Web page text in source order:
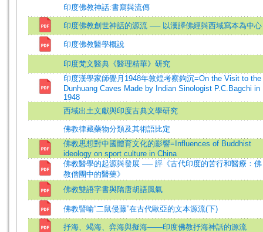
印度佛教神話:書寫與流傳
印度佛教創世神話的源流 ── 以漢譯佛經與西域寫本為中心
印度佛教醫學概說
印度梵文醫典《醫理精華》研究
印度漢學家師覺月1948年敦煌考察鉤沉=On the Visit to the
Dunhuang Caves Made by Indian Sinologist P.C.Bagchi in
1948
西域出土文獻與印度古典文學研究
佛教律藏藥物分類及其術語比定
佛教思想對中國體育文化的影響=Influences of Buddhist
ideology on sport culture in China
佛教醫學的起源與發展 ── 評《古代印度的苦行和醫療：佛
教僧團中的醫藥》
佛教雙語字書與隋唐胡語風氣
佛教譬喻“二鼠侵藤”在古代歐亞的文本源流(下)
抒海、竭海、弈海與擬海——印度佛教抒海神話的源流